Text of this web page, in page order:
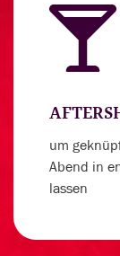
um
Abend in
lassen